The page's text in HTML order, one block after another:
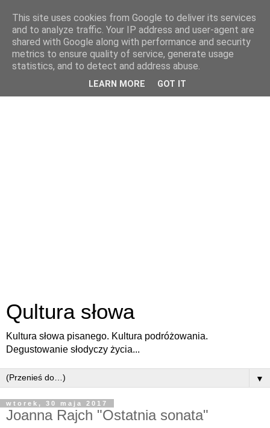
Qultura słowa
Kultura słowa pisanego. Kultura podróżowania.
Degustowanie słodyczy życia...
▼
wtorek, 30 maja 2017
Joanna Rajch "Ostatnia sonata"
This site uses cookies from Google to deliver its services
and to analyze traffic. Your IP address and user-agent are
shared with Google along with performance and security
metrics to ensure quality of service, generate usage
statistics, and to detect and address abuse.
LEARN MORE GOT IT